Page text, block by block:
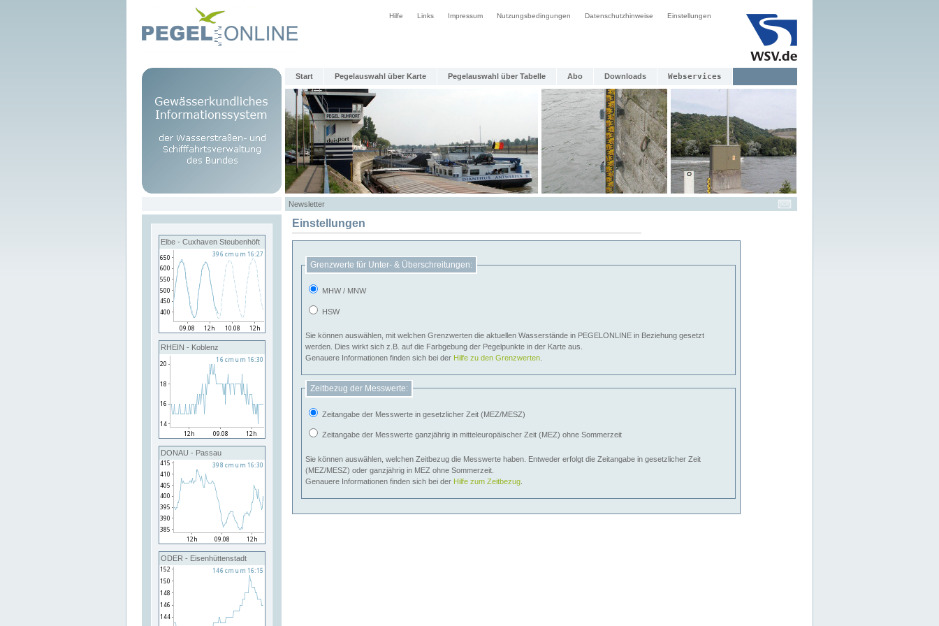
Hilfe Links Impressum Nutzungsbedingungen Datenschutzhinweise Einstellungen
Start Pegelauswahl über Karte Pegelauswahl über Tabelle Abo Downloads Webservices
Newsletter
Elbe - Cuxhaven Steubenhöft
RHEIN - Koblenz
DONAU - Passau
ODER - Eisenhüttenstadt
Einstellungen
Grenzwerte für Unter- & Überschreitungen:
MHW / MNW
HSW
Sie können auswählen, mit welchen Grenzwerten die aktuellen Wasserstände in PEGELONLINE in Beziehung gesetzt
werden. Dies wirkt sich z.B. auf die Farbgebung der Pegelpunkte in der Karte aus.
Genauere Informationen finden sich bei der Hilfe zu den Grenzwerten
Zeitbezug der Messwerte:
Zeitangabe der Messwerte in gesetzlicher Zeit (MEZ/MESZ)
Zeitangabe der Messwerte ganzjährig in mitteleuropäischer Zeit (MEZ) ohne Sommerzeit
Sie können auswählen, welchen Zeitbezug die Messwerte haben. Entweder erfolgt die Zeitangabe in gesetzlicher Zeit
(MEZ/MESZ) oder ganzjährig in MEZ ohne Sommerzeit.
Genauere Informationen finden sich bei der Hilfe zum Zeitbezug